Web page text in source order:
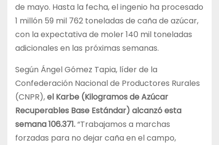
de mayo. Hasta la fecha, el ingenio ha procesado
1 millón 59 mil 762 toneladas de caña de azúcar,
con la expectativa de moler 140 mil toneladas
adicionales en las próximas semanas.
Según Ángel Gómez Tapia, líder de la
Confederación Nacional de Productores Rurales
(CNPR),el Karbe (Kilogramos de Azúcar
Recuperables Base Estándar) alcanzó esta
semana 106.371.“Trabajamos a marchas
forzadas para no dejar caña en el campo,